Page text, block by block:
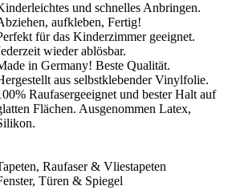
und schnelles Anbringen.
aufkleben, Fertig!
für das Kinderzimmer geeignet.
wieder ablösbar.
in Germany! Beste Qualität.
aus selbstklebender Vinylfolie.
Raufasergeeignet und bester Halt auf
Flächen. Ausgenommen Latex,
Raufaser & Vliestapeten
Türen & Spiegel